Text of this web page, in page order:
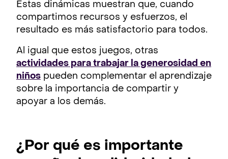
Estas dinámicas muestran que, cuando
compartimos recursos y esfuerzos, el
resultado es más satisfactorio para todos.
Al igual que estos juegos, otras
actividades para trabajar la generosidad en
niños pueden complementar el aprendizaje
sobre la importancia de compartir y
apoyar a los demás.
¿Por qué es importante